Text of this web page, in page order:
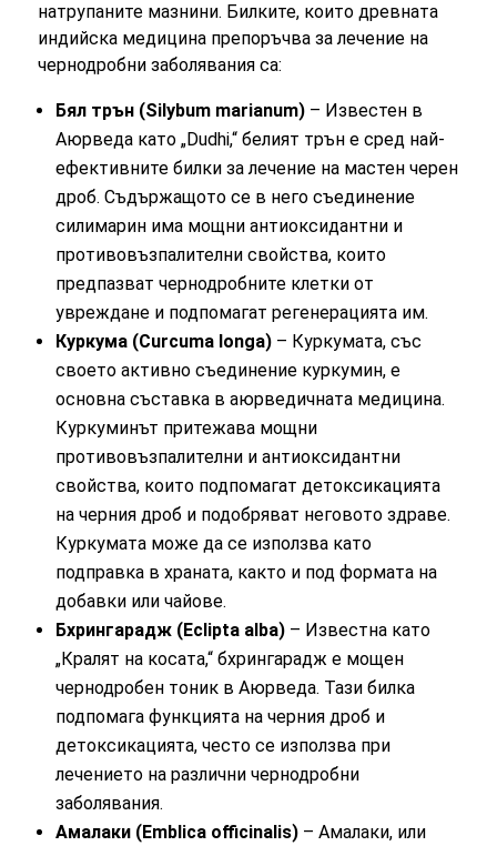
натрупаните мазнини. Билките, които древната
индийска медицина препоръчва за лечение на
чернодробни заболявания са:
Бял трън (Silybum marianum) – Известен в
Аюрведа като „Dudhi,“ белият трън е сред най-
ефективните билки за лечение на мастен черен
дроб. Съдържащото се в него съединение
силимарин има мощни антиоксидантни и
противовъзпалителни свойства, които
предпазват чернодробните клетки от
увреждане и подпомагат регенерацията им.
Куркума (Curcuma longa) – Куркумата, със
своето активно съединение куркумин, е
основна съставка в аюрведичната медицина.
Куркуминът притежава мощни
противовъзпалителни и антиоксидантни
свойства, които подпомагат детоксикацията
на черния дроб и подобряват неговото здраве.
Куркумата може да се използва като
подправка в храната, както и под формата на
добавки или чайове.
Бхрингарадж (Eclipta alba) – Известна като
„Кралят на косата,“ бхрингарадж е мощен
чернодробен тоник в Аюрведа. Тази билка
подпомага функцията на черния дроб и
детоксикацията, често се използва при
лечението на различни чернодробни
заболявания.
Амалаки (Emblica officinalis) – Амалаки, или